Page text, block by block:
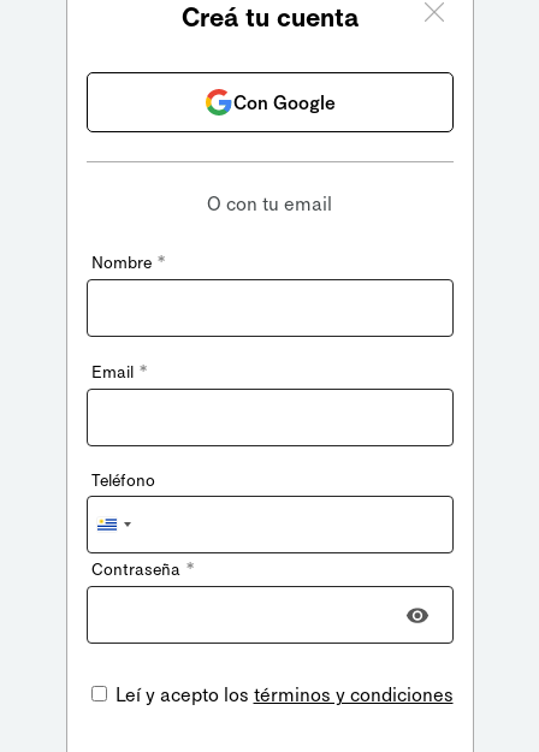
Creá tu cuenta
Con Google
O con tu email
Nombre *
Email *
Teléfono
Uruguay
+598
Contraseña *
Leí y acepto los términos y condiciones